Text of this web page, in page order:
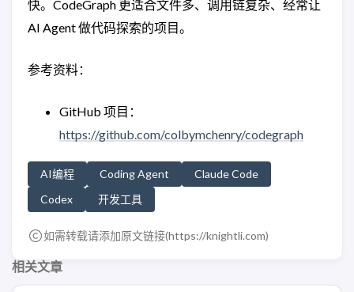
快。CodeGraph 更适合文件多、调用链复杂、经常让
AI Agent 做代码探索的项目。
参考资料：
GitHub 项目：
https://github.com/colbymchenry/codegraph
AI编程 Coding Agent
Claude Code
Codex
开发工具
如需转载请添加原文链接(https://knightli.com)
相关文章